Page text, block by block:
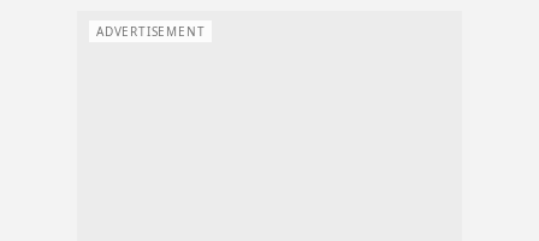
ADVERTISEMENT